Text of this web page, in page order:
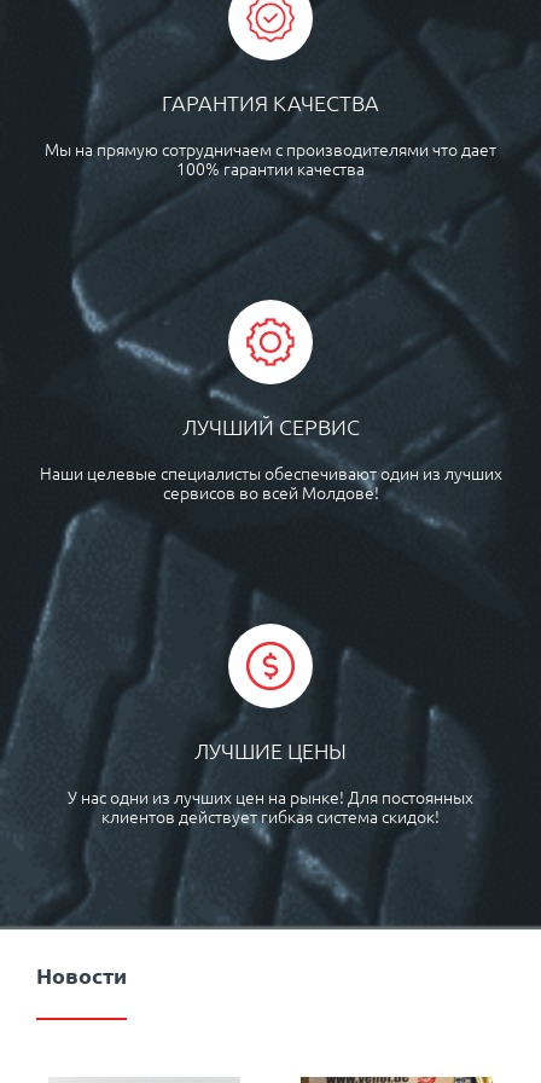
ГАРАНТИЯ КАЧЕСТВА
Мы на прямую сотрудничаем с производителями что дает
100% гарантии качества
ЛУЧШИЙ СЕРВИС
Наши целевые специалисты обеспечивают один из лучших
сервисов во всей Молдове!
ЛУЧШИЕ ЦЕНЫ
У нас одни из лучших цен на рынке! Для постоянных
клиентов действует гибкая система скидок!
Новости